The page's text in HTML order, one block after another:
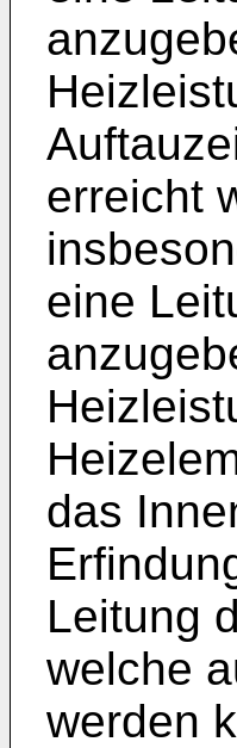
erreicht
eine
das
Leitung
welche
werden